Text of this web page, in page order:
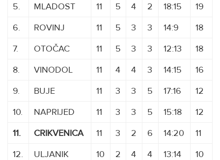
5.
MLADOST 11 5 4 2 18:15
19
6.
ROVINJ 11 5 3 3 14:9
18
7.
OTOČAC 11 5 3 3 12:13
18
8.
VINODOL 11 4 4 3 14:15
16
9.
BUJE 11 3 3 5 17:16
12
10.
NAPRIJED 11 3 3 5 15:18
12
11.
CRIKVENICA 11 3 2 6 14:20
11
12.
ULJANIK 10 2 4 4 13:14
10